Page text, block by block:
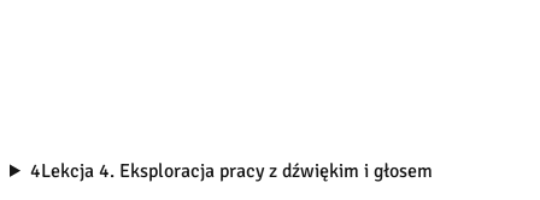
4Lekcja 4. Eksploracja pracy z dźwiękim i głosem